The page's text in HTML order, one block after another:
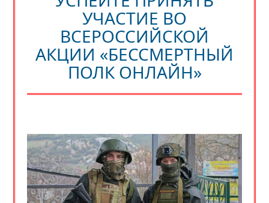
УЧАСТИЕ ВО
ВСЕРОССИЙСКОЙ
АКЦИИ «БЕССМЕРТНЫЙ
ПОЛК ОНЛАЙН»